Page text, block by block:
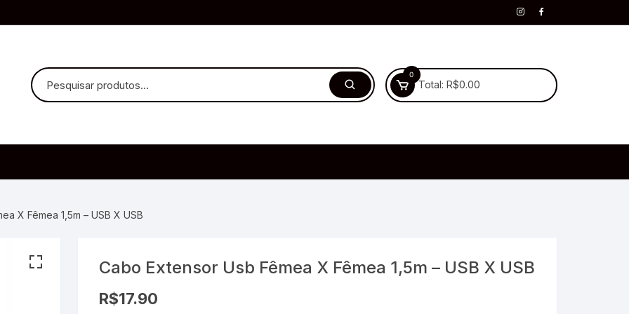
0
Total: R$0.00
Microfone
X Fêmea 1,5m – USB X USB
Cabo Extensor Usb Fêmea X Fêmea 1,5m – USB X USB
R$17.90